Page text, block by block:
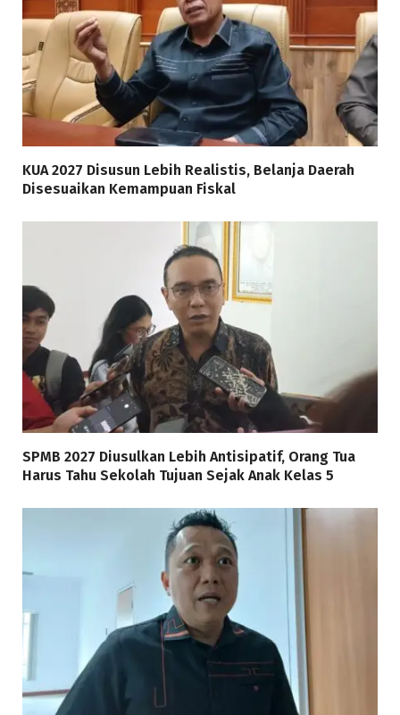
KUA 2027 Disusun Lebih Realistis, Belanja Daerah
Disesuaikan Kemampuan Fiskal
SPMB 2027 Diusulkan Lebih Antisipatif, Orang Tua
Harus Tahu Sekolah Tujuan Sejak Anak Kelas 5